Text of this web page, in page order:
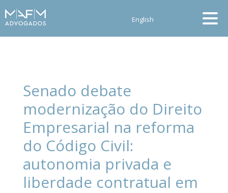
English
Senado debate
modernização do Direito
Empresarial na reforma
do Código Civil:
autonomia privada e
liberdade contratual em